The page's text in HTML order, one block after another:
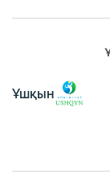
Ұшқын